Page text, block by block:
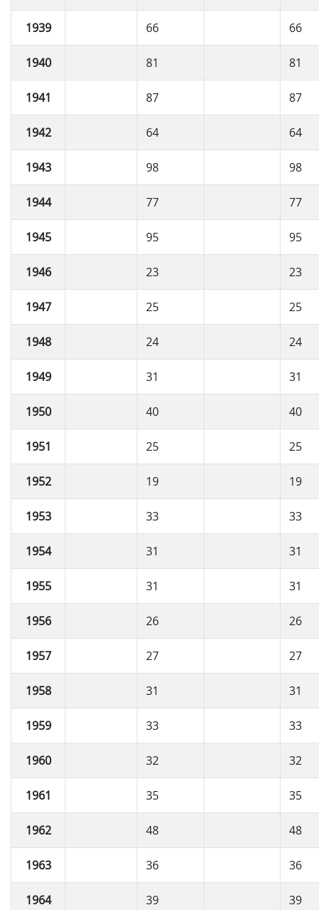
1939 66 66
1940 81 81
1941 87 87
1942 64 64
1943 98 98
1944 77 77
1945 95 95
1946 23 23
1947 25 25
1948 24 24
1949 31 31
1950 40 40
1951 25 25
1952 19 19
1953 33 33
1954 31 31
1955 31 31
1956 26 26
1957 27 27
1958 31 31
1959 33 33
1960 32 32
1961 35 35
1962 48 48
1963 36 36
1964 39 39